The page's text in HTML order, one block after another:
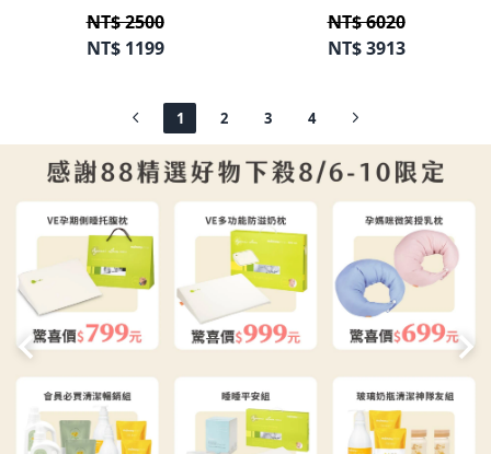
NT$ 2500
NT$1199
NT$ 6020
NT$3913
1 2 3 4